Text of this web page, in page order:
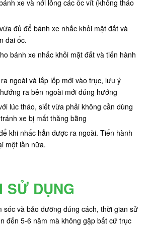
xe và nới lỏng các ốc vít (không tháo
đủ để bánh xe nhấc khỏi mặt đất và
đai ốc.
bánh xe nhấc khỏi mặt đất và tiến hành
ngoài và lắp lốp mới vào trục, lưu ý
ra bên ngoài mới đúng hướng
lúc tháo, siết vừa phải không cần dùng
xe bị mất thăng bằng
khi nhấc hẳn được ra ngoài. Tiến hành
một lần nữa.
SỬ DỤNG
sóc và bảo dưỡng đúng cách, thời gian sử
đến 5-6 năm mà không gặp bất cứ trục